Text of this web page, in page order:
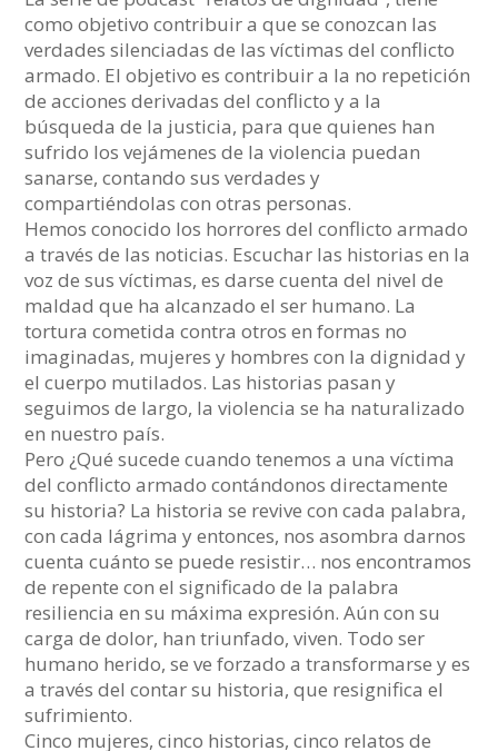
como objetivo contribuir a que se conozcan las
verdades silenciadas de las víctimas del conflicto
armado. El objetivo es contribuir a la no repetición
de acciones derivadas del conflicto y a la
búsqueda de la justicia, para que quienes han
sufrido los vejámenes de la violencia puedan
sanarse, contando sus verdades y
compartiéndolas con otras personas.
Hemos conocido los horrores del conflicto armado
a través de las noticias. Escuchar las historias en la
voz de sus víctimas, es darse cuenta del nivel de
maldad que ha alcanzado el ser humano. La
tortura cometida contra otros en formas no
imaginadas, mujeres y hombres con la dignidad y
el cuerpo mutilados. Las historias pasan y
seguimos de largo, la violencia se ha naturalizado
en nuestro país.
Pero ¿Qué sucede cuando tenemos a una víctima
del conflicto armado contándonos directamente
su historia? La historia se revive con cada palabra,
con cada lágrima y entonces, nos asombra darnos
cuenta cuánto se puede resistir… nos encontramos
de repente con el significado de la palabra
resiliencia en su máxima expresión. Aún con su
carga de dolor, han triunfado, viven. Todo ser
humano herido, se ve forzado a transformarse y es
a través del contar su historia, que resignifica el
sufrimiento.
Cinco mujeres, cinco historias, cinco relatos de